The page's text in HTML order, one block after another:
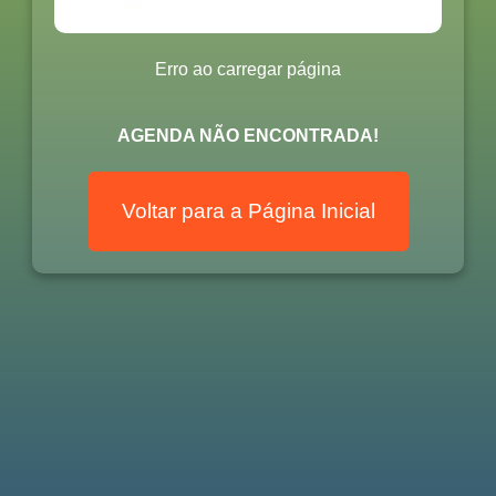
Erro ao carregar página
AGENDA NÃO ENCONTRADA!
Voltar para a Página Inicial